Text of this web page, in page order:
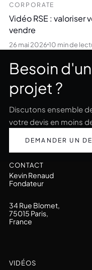
CORPORATE
Vidéo RSE : valoriser
vendre
26 mai 2026 10 min de
Besoin
projet ?
Discutons ensemble
votre devis en moins
DEMANDER UN
CONTACT
Kevin Renaud
Fondateur
34 Rue Blomet,
75015 Paris,
France
VIDÉOS